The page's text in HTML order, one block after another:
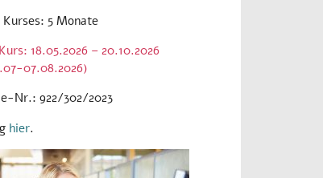
Kurses: 5 Monate
18.05.2026 – 20.10.2026
07.08.2026)
Nr.: 922/302/2023
hier.